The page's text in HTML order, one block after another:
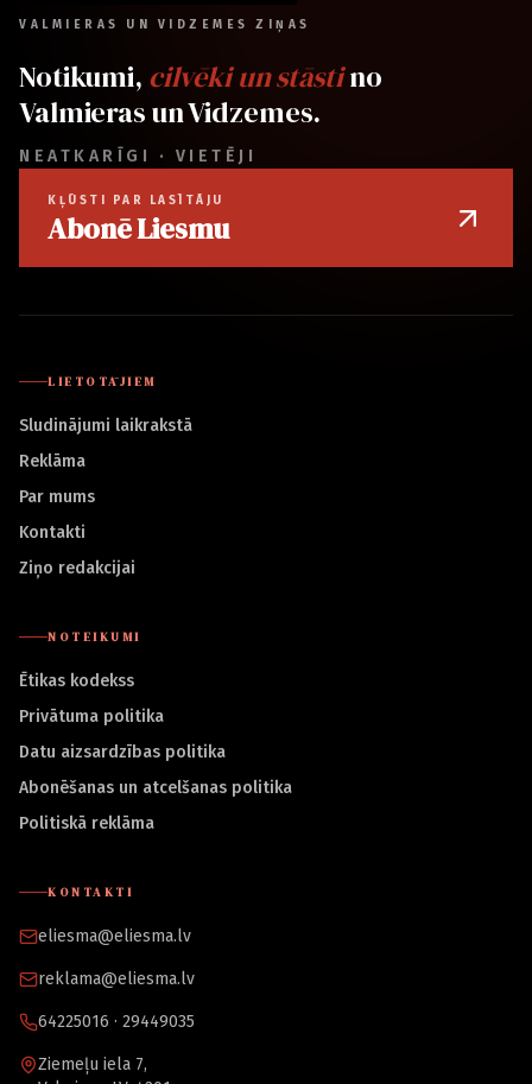
VALMIERAS UN VIDZEMES ZIŅAS
Notikumi, cilvēki un stāstino
Valmieras un Vidzemes.
NEATKARĪGI · VIETĒJI
KĻŪSTI PAR LASĪTĀJU
Abonē Liesmu
LIETOTĀJIEM
Sludinājumi laikrakstā
Reklāma
Par mums
Kontakti
Ziņo redakcijai
NOTEIKUMI
Ētikas kodekss
Privātuma politika
Datu aizsardzības politika
Abonēšanas un atcelšanas politika
Politiskā reklāma
KONTAKTI
eliesma@eliesma.lv
reklama@eliesma.lv
64225016 · 29449035
Ziemeļu iela 7,